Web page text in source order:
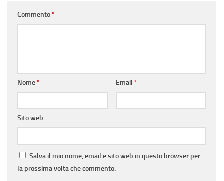
Commento*
Nome* Email *
Sito web
Salva il mio nome, email e sito web in questo browser per
la prossima volta che commento.